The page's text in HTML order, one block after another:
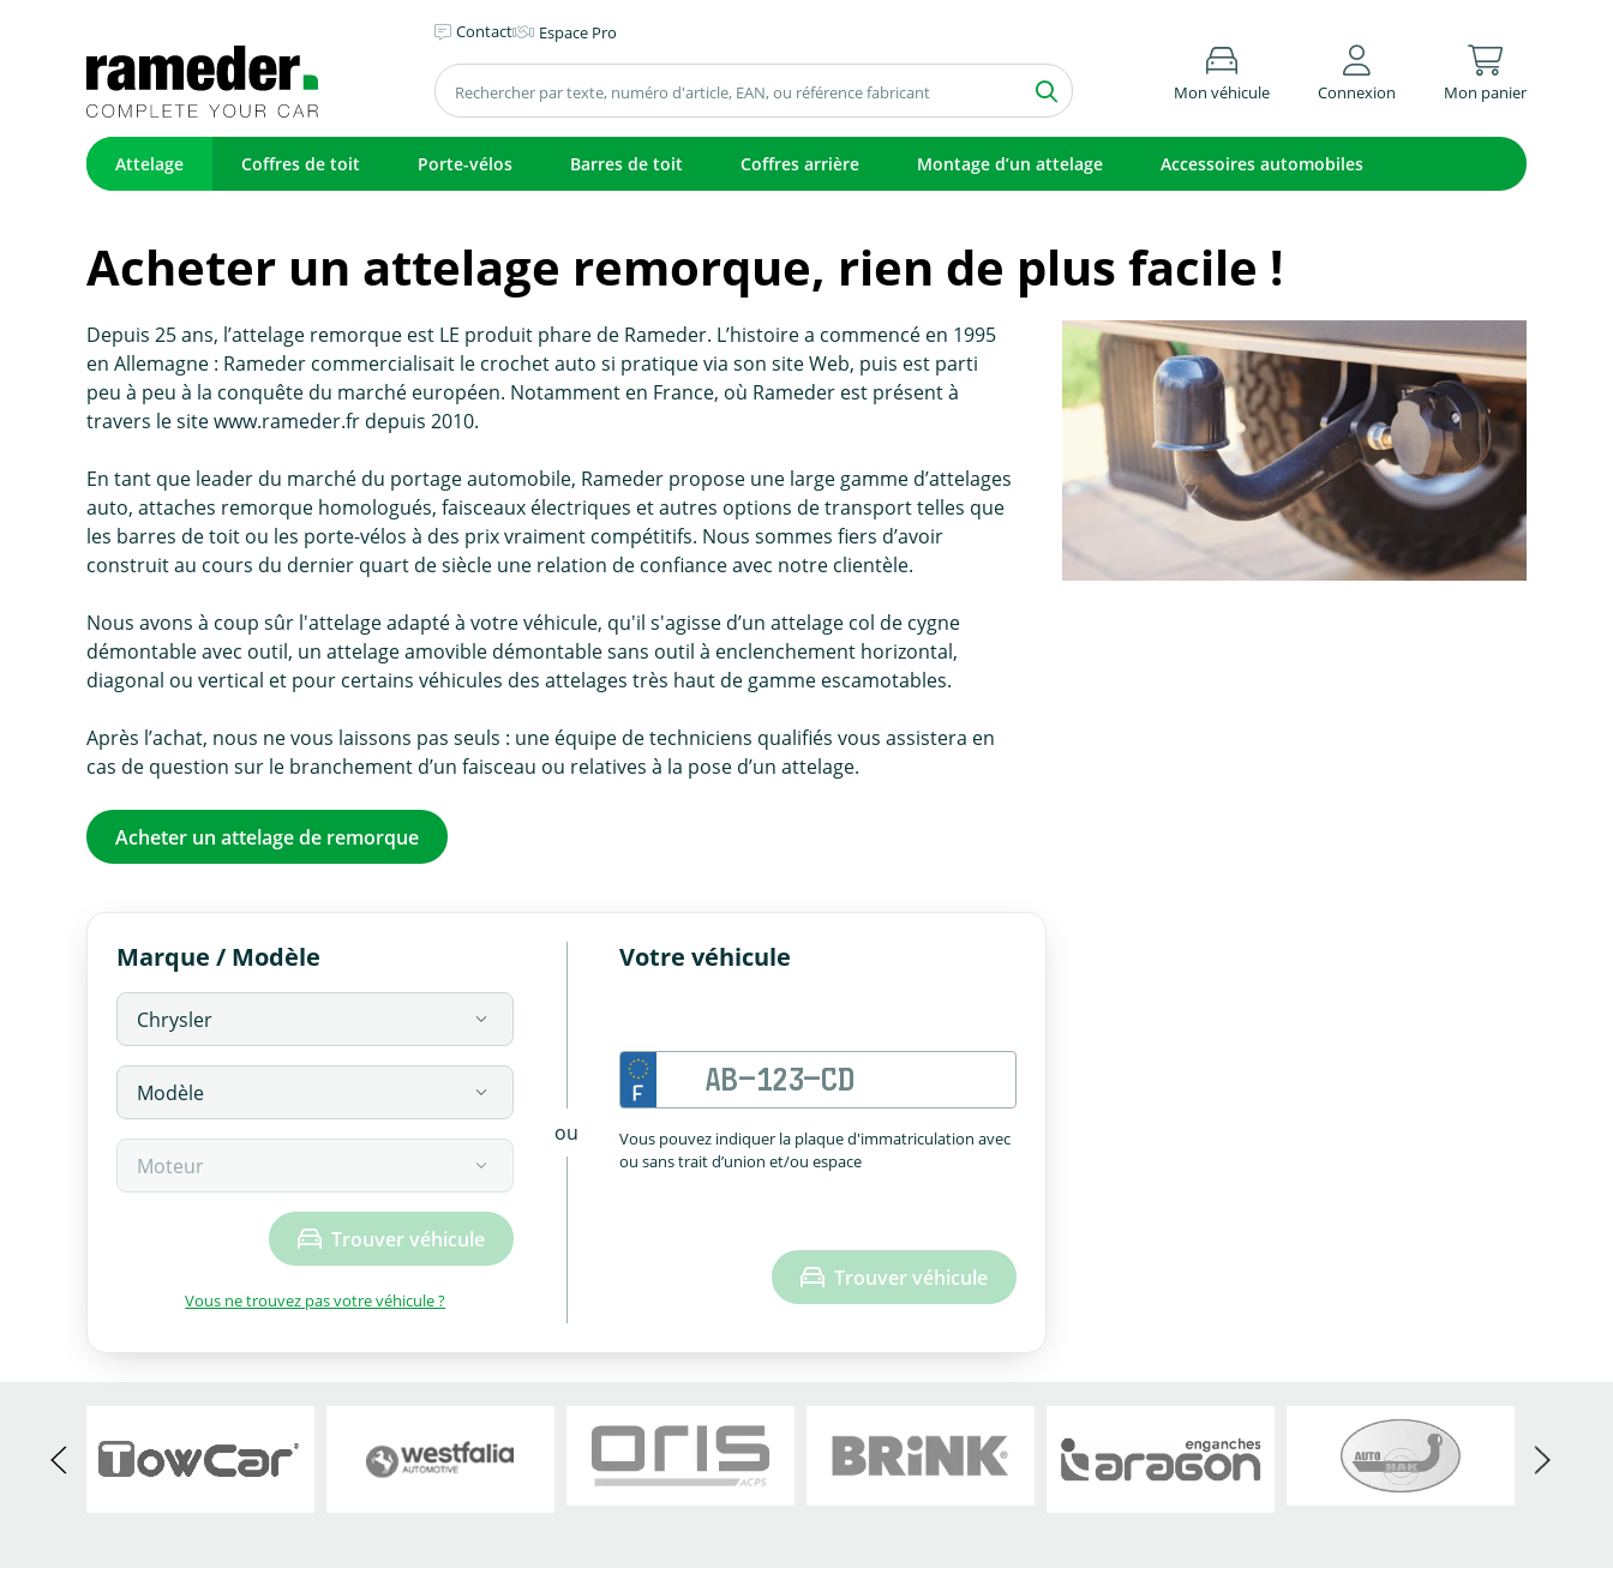
Contact Espace Pro
Mon véhicule Connexion Mon panier
Attelage Coffres de toit Porte-vélos Barres de toit Coffres arrière Montage d’un attelage Accessoires automobiles
Acheter un attelage remorque, rien de plus facile !
Depuis 25 ans, l’attelage remorque est LE produit phare de Rameder. L’histoire a commencé en 1995
en Allemagne : Rameder commercialisait le crochet auto si pratique via son site Web, puis est parti
peu à peu à la conquête du marché européen. Notamment en France, où Rameder est présent à
travers le site www.rameder.fr depuis 2010.
En tant que leader du marché du portage automobile, Rameder propose une large gamme d’attelages
auto, attaches remorque homologués, faisceaux électriques et autres options de transport telles que
les barres de toit ou les porte-vélos à des prix vraiment compétitifs. Nous sommes fiers d’avoir
construit au cours du dernier quart de siècle une relation de confiance avec notre clientèle.
Nous avons à coup sûr l'attelage adapté à votre véhicule, qu'il s'agisse d’un attelage col de cygne
démontable avec outil, un attelage amovible démontable sans outil à enclenchement horizontal,
diagonal ou vertical et pour certains véhicules des attelages très haut de gamme escamotables.
Après l’achat, nous ne vous laissons pas seuls : une équipe de techniciens qualifiés vous assistera en
cas de question sur le branchement d’un faisceau ou relatives à la pose d’un attelage.
Acheter un attelage de remorque
Marque / Modèle
Trouver véhicule
Vous ne trouvez pas votre véhicule ?
ou
Votre véhicule
Vous pouvez indiquer la plaque d'immatriculation avec
ou sans trait d’union et/ou espace
Trouver véhicule